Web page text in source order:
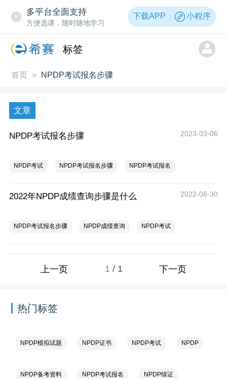
多平台全面支持
方便选课，随时随地学习
下载APP 小程序
标签
首页 > NPDP考试报名步骤
文章
NPDP考试报名步骤 2023-03-06
NPDP考试 NPDP考试报名步骤 NPDP考试报名
2022年NPDP成绩查询步骤是什么 2022-08-30
NPDP考试报名步骤 NPDP成绩查询 NPDP考试
上一页 1 / 1 下一页
热门标签
NPDP模拟试题 NPDP证书 NPDP考试 NPDP
NPDP备考资料 NPDP考试报名 NPDP续证